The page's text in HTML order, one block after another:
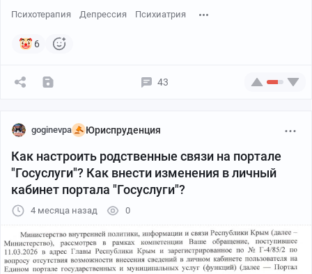
Психотерапия Депрессия Психиатрия
6
43
goginevpa Юриспруденция
Как настроить родственные связи на портале
"Госуслуги"? Как внести изменения в личный
кабинет портала "Госуслуги"?
4 месяца назад 0